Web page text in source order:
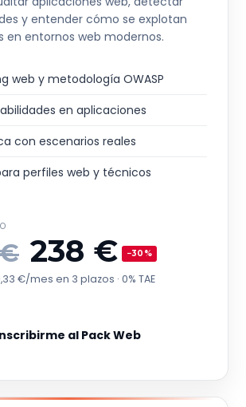
y entender cómo se explotan
en entornos web modernos.
web y metodología OWASP
en aplicaciones
con escenarios reales
perfiles web y técnicos
238 € −30%
€/mes en 3 plazos · 0% TAE
al Pack Web